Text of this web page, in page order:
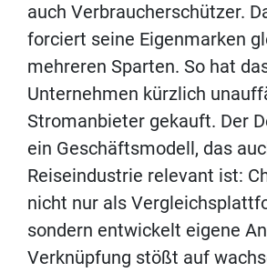
auch Verbraucherschützer.
forciert seine Eigenmarken
mehreren Sparten. So hat
Unternehmen kürzlich
Stromanbieter gekauft. Der
ein Geschäftsmodell, das
Reiseindustrie relevant ist:
nicht nur als
sondern entwickelt eigene
Verknüpfung stößt auf